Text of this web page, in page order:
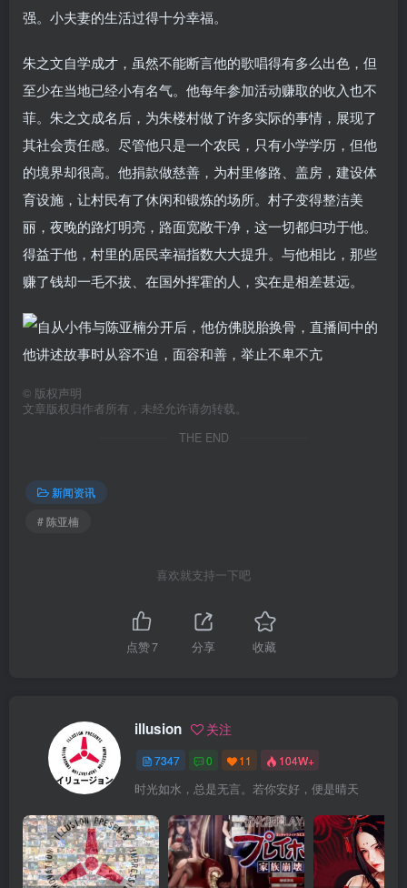
强。小夫妻的生活过得十分幸福。
朱之文自学成才，虽然不能断言他的歌唱得有多么出色，但
至少在当地已经小有名气。他每年参加活动赚取的收入也不
菲。朱之文成名后，为朱楼村做了许多实际的事情，展现了
其社会责任感。尽管他只是一个农民，只有小学学历，但他
的境界却很高。他捐款做慈善，为村里修路、盖房，建设体
育设施，让村民有了休闲和锻炼的场所。村子变得整洁美
丽，夜晚的路灯明亮，路面宽敞干净，这一切都归功于他。
得益于他，村里的居民幸福指数大大提升。与他相比，那些
赚了钱却一毛不拔、在国外挥霍的人，实在是相差甚远。
© 版权声明
文章版权归作者所有，未经允许请勿转载。
THE END
新闻资讯
# 陈亚楠
喜欢就支持一下吧
点赞7 分享 收藏
illusion 关注
7347 0 11 104W+
时光如水，总是无言。若你安好，便是晴天